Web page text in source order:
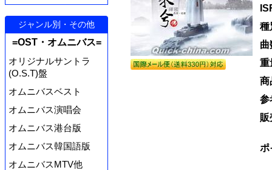
ジャンル別・その他
=OST・オムニバス=
オリジナルサントラ
(O.S.T)盤
オムニバスベスト
オムニバス演唱会
オムニバス港台版
オムニバス韓国語版
オムニバスMTV他
種
曲
重
商
参
販
ポ